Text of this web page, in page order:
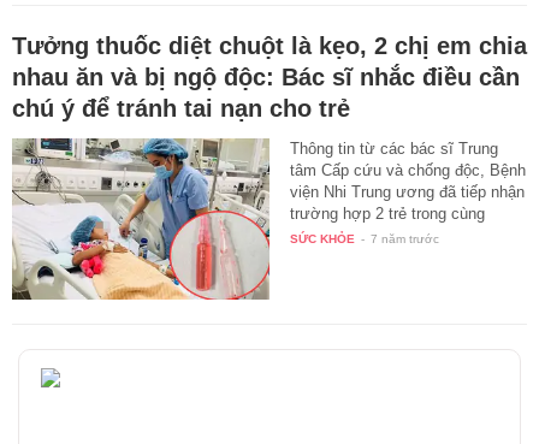
Tưởng thuốc diệt chuột là kẹo, 2 chị em chia
nhau ăn và bị ngộ độc: Bác sĩ nhắc điều cần
chú ý để tránh tai nạn cho trẻ
Thông tin từ các bác sĩ Trung
tâm Cấp cứu và chống độc, Bệnh
viện Nhi Trung ương đã tiếp nhận
trường hợp 2 trẻ trong cùng
một…
SỨC KHỎE - 7 năm trước